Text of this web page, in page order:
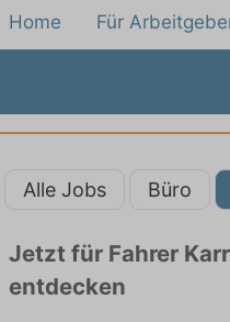
Home Für
Alle Jobs Büro
Jetzt für Fahrer
entdecken